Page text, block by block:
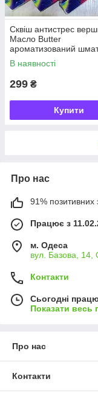
Сквіш антистрес
Масло Butter
ароматизований
масла 22 см
В наявності
299 ₴
Купити
Про нас
91% позитивних
Працює з
м. Одеса
вул. Базова, 14,
Контакти
Сьогодні
Показати весь
Про нас
Контакти